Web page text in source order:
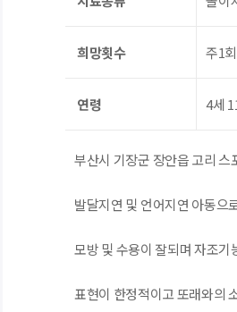
희망횟수 주1회
연령 4세
부산시 기장군 장안읍 고리
발달지연 및 언어지연 아동으
모방 및 수용이 잘되며 자조
표현이 한정적이고 또래와의